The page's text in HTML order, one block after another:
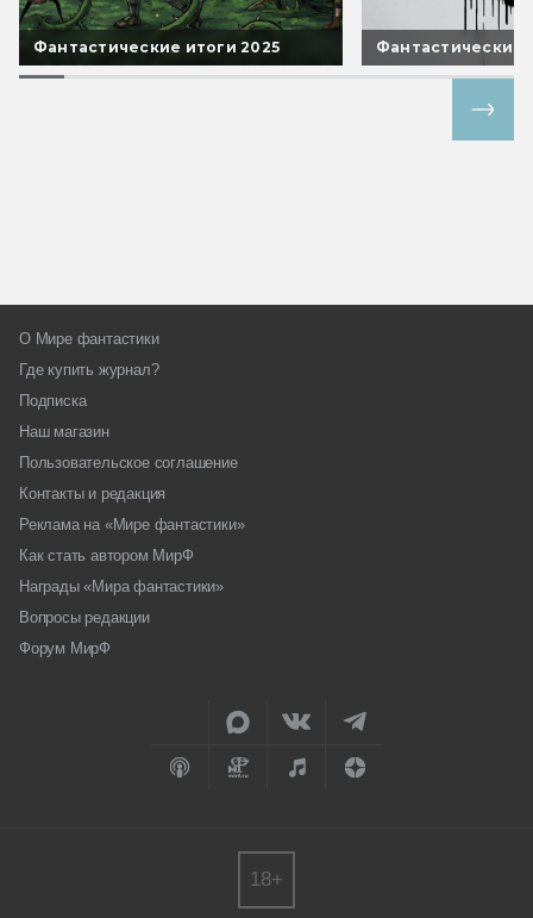
Фантастические итоги 2025 Фантастические
О Мире фантастики
Где купить журнал?
Подписка
Наш магазин
Пользовательское соглашение
Контакты и редакция
Реклама на «Мире фантастики»
Как стать автором МирФ
Награды «Мира фантастики»
Вопросы редакции
Форум МирФ
18+